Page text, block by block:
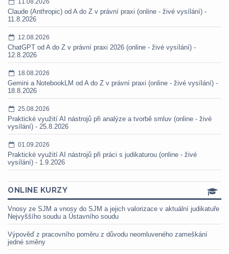
Claude (Anthropic) od A do Z v právní praxi (online - živé vysílání) -
11.8.2026
12.08.2026
ChatGPT od A do Z v právní praxi 2026 (online - živé vysílání) -
12.8.2026
18.08.2026
Gemini a NotebookLM od A do Z v právní praxi (online - živé vysílání) -
18.8.2026
25.08.2026
Praktické využití AI nástrojů při analýze a tvorbě smluv (online - živé
vysílání) - 25.8.2026
01.09.2026
Praktické využití AI nástrojů při práci s judikaturou (online - živé
vysílání) - 1.9.2026
ONLINE KURZY
Vnosy ze SJM a vnosy do SJM a jejich valorizace v aktuální judikatuře
Nejvyššího soudu a Ústavního soudu
Výpověď z pracovního poměru z důvodu neomluveného zameškání
jedné směny